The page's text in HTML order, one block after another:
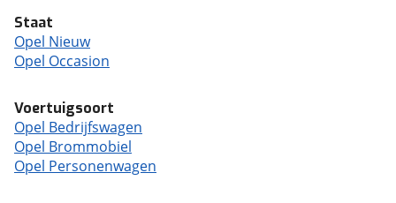
Staat
Opel Nieuw
Opel Occasion
Voertuigsoort
Opel Bedrijfswagen
Opel Brommobiel
Opel Personenwagen